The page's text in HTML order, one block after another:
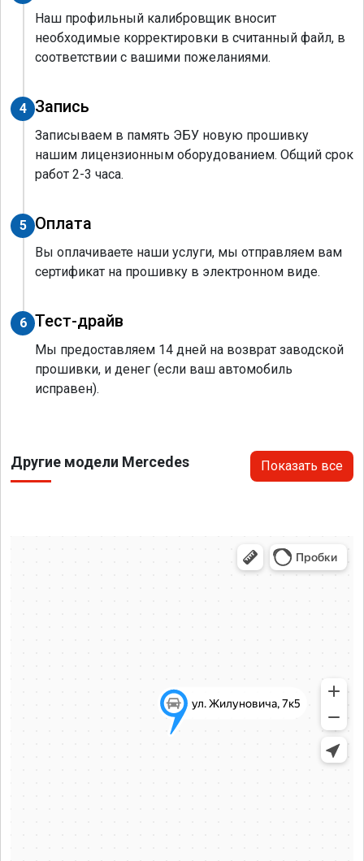
Наш профильный калибровщик вносит
необходимые корректировки в считанный файл, в
соответствии с вашими пожеланиями.
4 Запись
Записываем в память ЭБУ новую прошивку
нашим лицензионным оборудованием. Общий срок
работ 2-3 часа.
5 Оплата
Вы оплачиваете наши услуги, мы отправляем вам
сертификат на прошивку в электронном виде.
6 Тест-драйв
Мы предоставляем 14 дней на возврат заводской
прошивки, и денег (если ваш автомобиль
исправен).
Другие модели Mercedes Показать все